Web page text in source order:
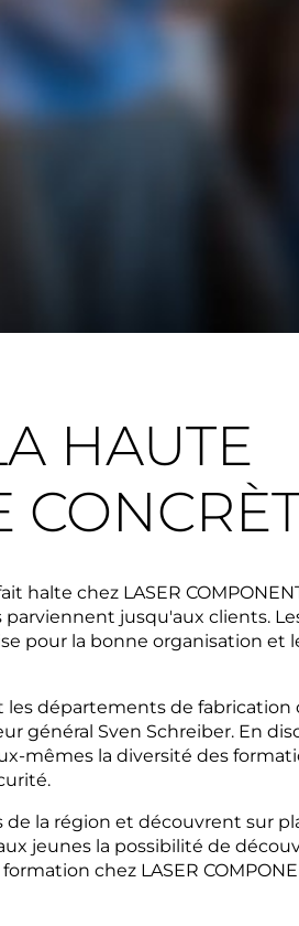
HAUTE
chez LASER
jusqu'aux clients.
pour la bonne organisation et
départements de fabrication
général Sven Schreiber. En
mêmes la diversité des
la région et découvrent sur
jeunes la possibilité de
chez LASER